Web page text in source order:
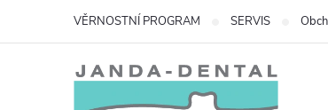
VĚRNOSTNÍ PROGRAM SERVIS